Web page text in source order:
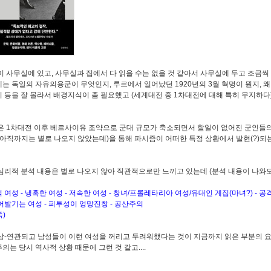
사무실에 있고, 사무실과 집에서 다 읽을 수는 없을 것 같아서 사무실에 두고 조금
는 독일의 자유의용군이 무엇인지, 루르에서 일어났던 1920년의 3월 혁명이 뭔지,
등을 잘 몰라서 배경지식이 좀 필요했고 (세계대전 중 1차대전에 대해 특히 무지하
1차대전 이후 베르사이유 조약으로 군대 규모가 축소되면서 할일이 없어진 군인들
직까지는 별로 나오지 않았는데)을 통해 파시즘이 어떠한 특정 상황에서 발현(?)되
리적 분석 내용은 별로 나오지 않아 직관적으로만 느끼고 있는데 (분석 내용이 나와
여성 - 냉혹한 여성 - 저속한 여성 - 창녀/프롤레타리아 여성/유대인 계집(마녀?) - 공
발기는 여성 - 피투성이 엉망진창 - 공산주의
)
-연관되고 남성들이 이런 여성을 꺼리고 두려워했다는 것이 지금까지 읽은 부분의
의는 당시 역사적 상황 때문에 그런 것 같고....